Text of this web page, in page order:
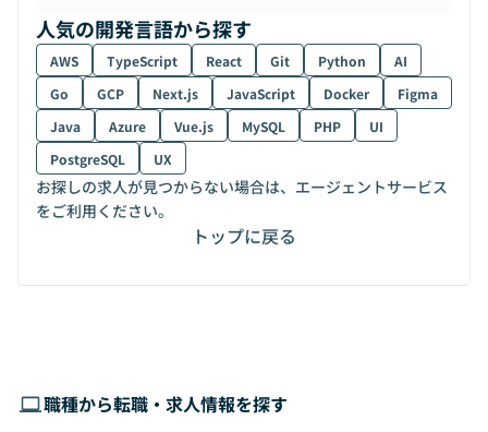
人気の開発言語から探す
AWS TypeScript React Git Python
AI
Go
GCP Next.js JavaScript Docker
Figma
Java
Azure Vue.js MySQL PHP
UI
PostgreSQL
UX
お探しの求人が見つからない場合は、エージェントサービス
をご利用ください。
トップに戻る
職種から転職・求人情報を探す